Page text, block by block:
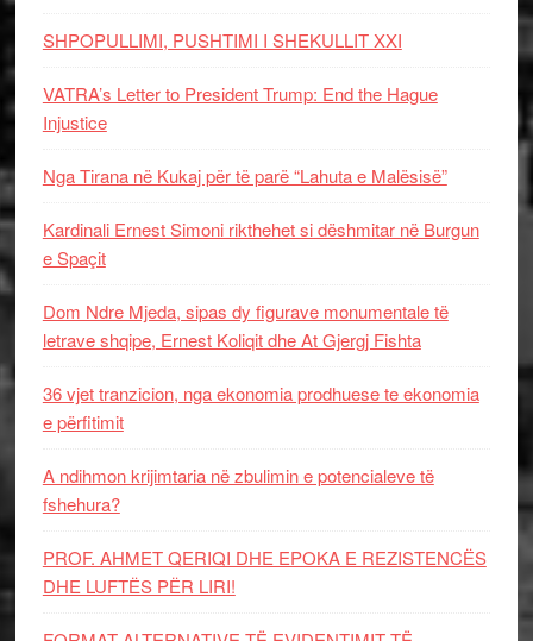
SHPOPULLIMI, PUSHTIMI I SHEKULLIT XXI
VATRA’s Letter to President Trump: End the Hague
Injustice
Nga Tirana në Kukaj për të parë “Lahuta e Malësisë”
Kardinali Ernest Simoni rikthehet si dëshmitar në Burgun
e Spaçit
Dom Ndre Mjeda, sipas dy figurave monumentale të
letrave shqipe, Ernest Koliqit dhe At Gjergj Fishta
36 vjet tranzicion, nga ekonomia prodhuese te ekonomia
e përfitimit
A ndihmon krijimtaria në zbulimin e potencialeve të
fshehura?
PROF. AHMET QERIQI DHE EPOKA E REZISTENCЁS
DHE LUFTЁS PЁR LIRI!